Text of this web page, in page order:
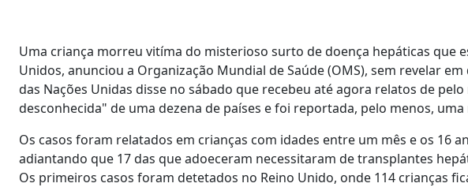
Uma criança morreu vitíma do misterioso surto de doença hepáticas que
Unidos, anunciou a Organização Mundial de Saúde (OMS), sem revelar
das Nações Unidas disse no sábado que recebeu até agora relatos de
desconhecida" de uma dezena de países e foi reportada, pelo menos,
Os casos foram relatados em crianças com idades entre um mês e os 16
adiantando que 17 das que adoeceram necessitaram de transplantes
Os primeiros casos foram detetados no Reino Unido, onde 114 crianças